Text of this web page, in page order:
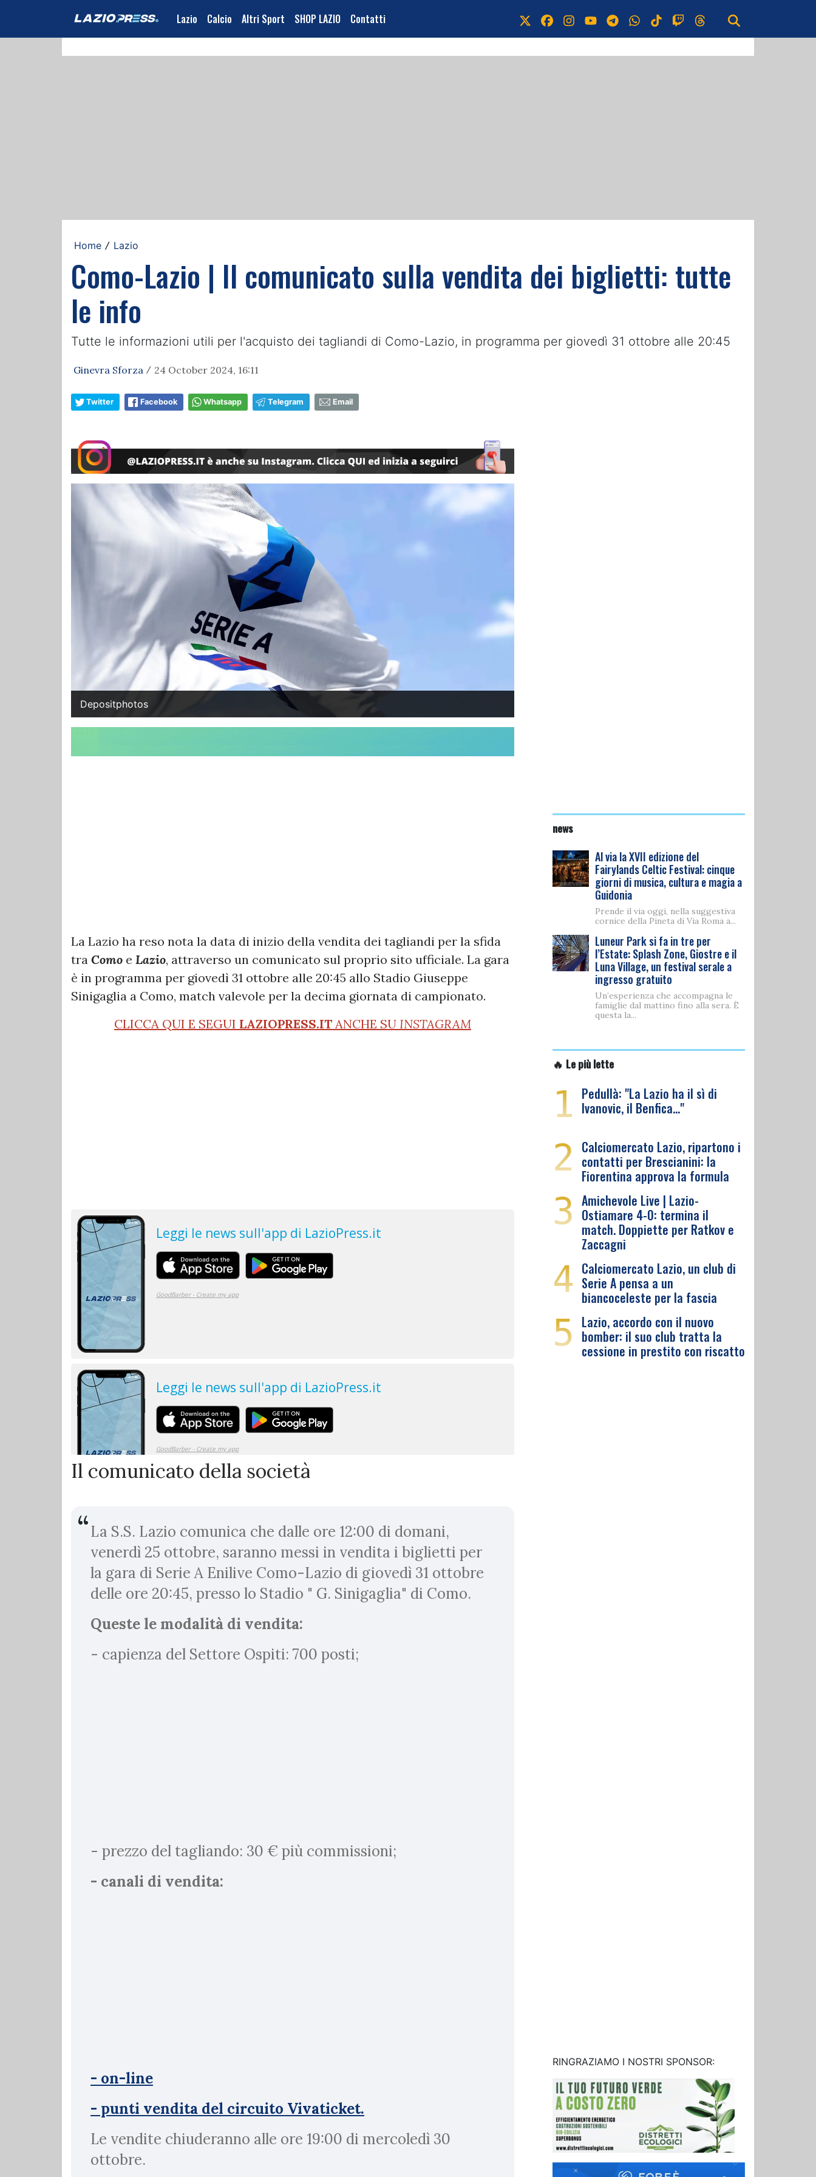
Lazio Calcio Altri Sport SHOP LAZIO Contatti
Home / Lazio
Como-Lazio | Il comunicato sulla vendita dei biglietti: tutte
le info
Tutte le informazioni utili per l'acquisto dei tagliandi di Como-Lazio, in programma per giovedì 31 ottobre alle 20:45
Ginevra Sforza / 24 October 2024, 16:11
Twitter Facebook Whatsapp Telegram Email
Depositphotos
La Lazio ha reso nota la data di inizio della vendita dei tagliandi per la sfida
tra Como e Lazio, attraverso un comunicato sul proprio sito ufficiale. La gara
è in programma per giovedì 31 ottobre alle 20:45 allo Stadio Giuseppe
Sinigaglia a Como, match valevole per la decima giornata di campionato.
CLICCA QUI E SEGUI LAZIOPRESS.IT ANCHE SU INSTAGRAM
Il comunicato della società
La S.S. Lazio comunica che dalle ore 12:00 di domani,
venerdì 25 ottobre, saranno messi in vendita i biglietti per
la gara di Serie A Enilive Como-Lazio di giovedì 31 ottobre
delle ore 20:45, presso lo Stadio " G. Sinigaglia" di Como.
Queste le modalità di vendita:
- capienza del Settore Ospiti: 700 posti;
- prezzo del tagliando: 30 € più commissioni;
- canali di vendita:
- on-line
- punti vendita del circuito Vivaticket.
Le vendite chiuderanno alle ore 19:00 di mercoledì 30
ottobre.
news
Al via la XVII edizione del
Fairylands Celtic Festival: cinque
giorni di musica, cultura e magia a
Guidonia
Prende il via oggi, nella suggestiva
cornice della Pineta di Via Roma a...
Luneur Park si fa in tre per
l’Estate: Splash Zone, Giostre e il
Luna Village, un festival serale a
ingresso gratuito
Un’esperienza che accompagna le
famiglie dal mattino fino alla sera. È
questa la...
🔥 Le più lette
1 Pedullà: "La Lazio ha il sì di
Ivanovic, il Benfica…"
2 Calciomercato Lazio, ripartono i
contatti per Brescianini: la
Fiorentina approva la formula
3 Amichevole Live | Lazio-
Ostiamare 4-0: termina il
match. Doppiette per Ratkov e
Zaccagni
4 Calciomercato Lazio, un club di
Serie A pensa a un
biancoceleste per la fascia
5 Lazio, accordo con il nuovo
bomber: il suo club tratta la
cessione in prestito con riscatto
RINGRAZIAMO I NOSTRI SPONSOR: